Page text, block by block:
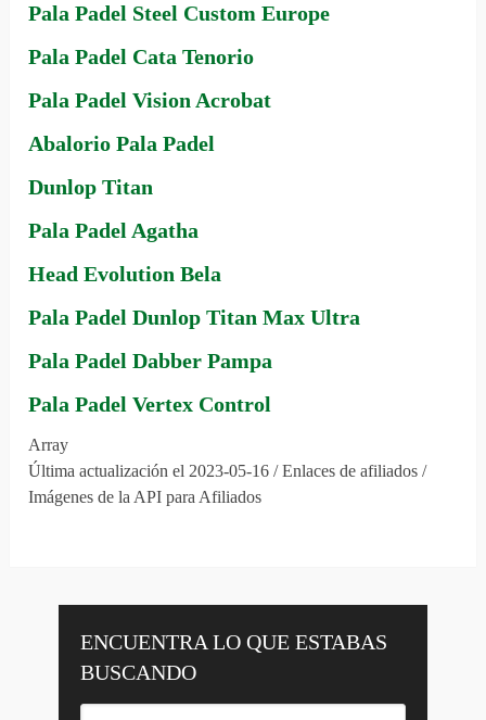
Pala Padel Steel Custom Europe
Pala Padel Cata Tenorio
Pala Padel Vision Acrobat
Abalorio Pala Padel
Dunlop Titan
Pala Padel Agatha
Head Evolution Bela
Pala Padel Dunlop Titan Max Ultra
Pala Padel Dabber Pampa
Pala Padel Vertex Control
Array
Última actualización el 2023-05-16 / Enlaces de afiliados /
Imágenes de la API para Afiliados
ENCUENTRA LO QUE ESTABAS
BUSCANDO